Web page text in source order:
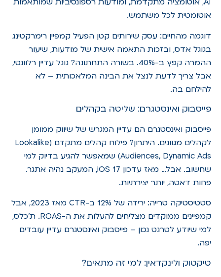
אוטומטית לכל משתמש.
דוגמה מהחיים: עסק שירותים קטן הפעיל קמפיין רימרקטינג
בגוגל אדס, ובזכות התאמה אישית של מודעות, שיעור
ההמרה קפץ ב-40%. בשורה התחתונה? גוגל עדיין רלוונטי,
אבל צריך לדעת לנצל את הבינה המלאכותית – לא
להילחם בה.
פייסבוק ואינסטגרם: שליטה בקהלים
פייסבוק ואינסטגרם הם עדיין המגרש של שיווק ממומן
לקהלים מגוונים. היתרון? פילוח קהלים מתקדם (Lookalike
Audiences, Dynamic Ads) שמאפשר להגיע בדיוק למי
שחשוב. אבל… מאז עדכון iOS 17, המעקב נהיה אתגר.
פחות דאטה, יותר יצירתיות.
סטטיסטיקה טרייה: ירידה של 12% ב-CTR מאז 2023, אבל
קמפיינים ממוקדים מצליחים להעלות את ה-ROAS. ת'כלס,
למי שיודע לטרגט נכון – פייסבוק ואינסטגרם עדיין עובדים
יפה.
טיקטוק ולינקדאין: למי זה מתאים?